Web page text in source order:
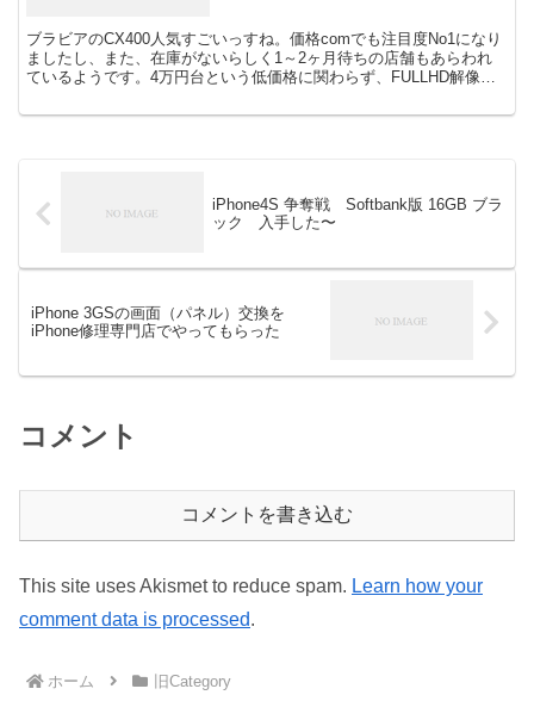
ブラビアのCX400人気すごいっすね。価格comでも注目度No1になり
ましたし、また、在庫がないらしく1～2ヶ月待ちの店舗もあらわれ
ているようです。4万円台という低価格に関わらず、FULLHD解像
iPhone4S 争奪戦 Softbank版 16GB ブラ
ック 入手した〜
iPhone 3GSの画面（パネル）交換を
iPhone修理専門店でやってもらった
コメント
コメントを書き込む
This site uses Akismet to reduce spam. Learn how your
comment data is processed.
ホーム 旧Category